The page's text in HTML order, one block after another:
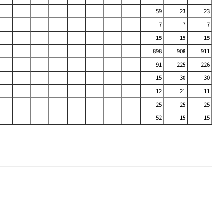
59
23
23
7
7
7
15
15
15
898
908
911
91
225
226
15
30
30
12
21
11
25
25
25
52
15 15